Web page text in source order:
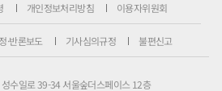
개인정보처리방침 이용자위원회
·반론보도 기사심의규정 불편신고
수일로 39-34 서울숲더스페이스 12층